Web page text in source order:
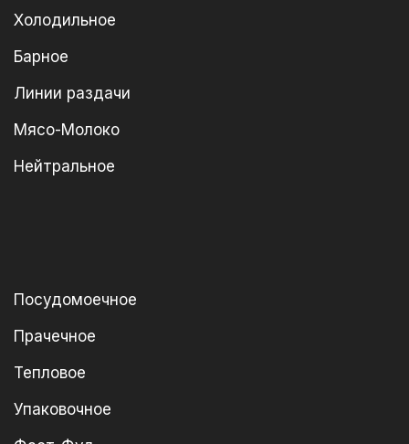
Холодильное
Барное
Линии раздачи
Мясо-Молоко
Нейтральное
Посудомоечное
Прачечное
Тепловое
Упаковочное